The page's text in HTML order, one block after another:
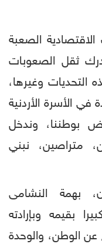
الاقتصادية الصعبة
ثقل الصعوبات
التحديات وغيرها،
في الأسرة الأردنية
بوطننا، وندخل
متراصين، نبني
بهمة النشامى
بقيمه وبإرادته
عن الوطن، والوحدة